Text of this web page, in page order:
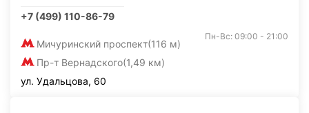
+7 (499) 110-86-79
Мичуринский проспект(116 м)
Пр-т Вернадского(1,49 км)
Пн-Вс: 09:00 - 21:00
ул. Удальцова, 60